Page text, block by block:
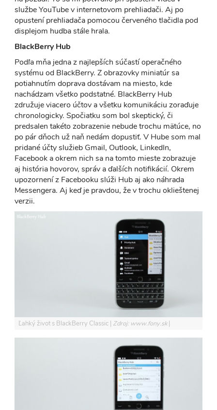
službe YouTube v internetovom prehliadači. Aj po
opustení prehliadača pomocou červeného tlačidla pod
displejom hudba stále hrala.
BlackBerry Hub
Podľa mňa jedna z najlepších súčastí operačného
systému od BlackBerry. Z obrazovky miniatúr sa
potiahnutím doprava dostávam na miesto, kde
nachádzam všetko podstatné. BlackBerry Hub
združuje viacero účtov a všetku komunikáciu zoraďuje
chronologicky. Spočiatku som bol skeptický, či
predsalen takéto zobrazenie nebude trochu mätúce, no
po pár dňoch už naň nedám dopustiť. V Hube som mal
pridané účty služieb Gmail, Outlook, LinkedIn,
Facebook a okrem nich sa na tomto mieste zobrazuje
aj história hovorov, správ a ďalších notifikácií. Okrem
upozornení z Facebooku slúži Hub aj ako náhrada
Messengera. Aj keď je pravdou, že v trochu oklieštenej
verzii.
Ľahký život s BlackBerry Classic Zdroj: www.fony.sk